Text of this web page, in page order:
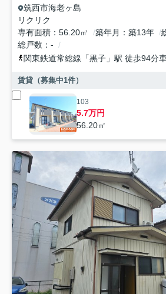
筑西市海老ヶ島
リクリク
専有面積
56.20㎡ 築年月 築13年
総戸数
-
関東鉄道常総線 「黒子 」駅 徒歩94分
賃貸（募集中1件）
103
5.7万円
56.20㎡